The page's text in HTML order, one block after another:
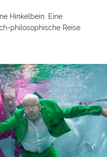
Hinkelbein. Eine
philosophische Reise.